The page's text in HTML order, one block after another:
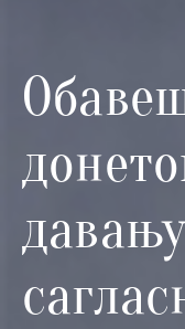
Процена
утицаја
Регистри
дивљих
депонија
Планови